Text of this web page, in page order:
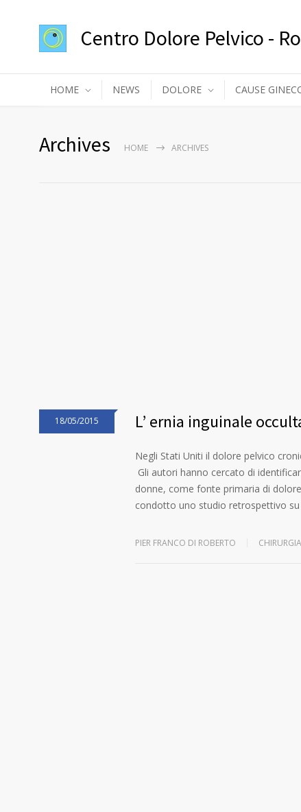
Centro Dolore Pelvico -
HOME NEWS DOLORE CAUSE
Archives HOME ARCHIVES
18/05/2015 L’ ernia inguinale
Negli Stati Uniti il dolore pelvico
Gli autori hanno cercato di
donne, come fonte primaria di
condotto uno studio retrospettivo
PIER FRANCO DI ROBERTO